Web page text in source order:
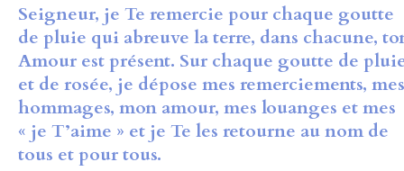
Seigneur, je Te remercie pour chaque goutte
de pluie qui abreuve la terre, dans chacune,
Amour est présent. Sur chaque goutte de
et de rosée, je dépose mes remerciements, mes
hommages, mon amour, mes louanges et mes
« je T’aime » et je Te les retourne au nom de
tous et pour tous.